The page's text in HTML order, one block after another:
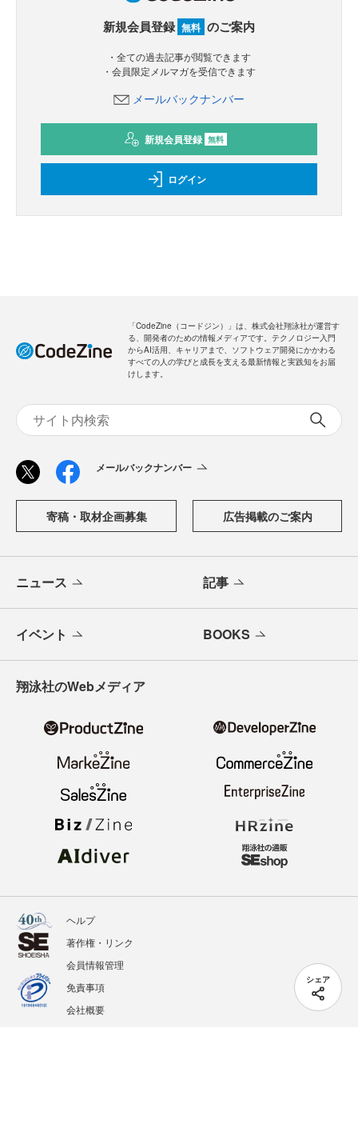
シェア
新規会員登録 無料 のご案内
・全ての過去記事が閲覧できます
・会員限定メルマガを受信できます
メールバックナンバー
新規会員登録 無料
ログイン
「CodeZine（コードジン）」は、株式会社翔泳社が運営す
る、開発者のための情報メディアです。テクノロジー入門
からAI活用、キャリアまで、ソフトウェア開発にかかわる
すべての人の学びと成長を支える最新情報と実践知をお届
けします。
メールバックナンバー
寄稿・取材企画募集 広告掲載のご案内
ニュース 記事
イベント BOOKS
翔泳社のWebメディア
ヘルプ
著作権・リンク
会員情報管理
免責事項
会社概要